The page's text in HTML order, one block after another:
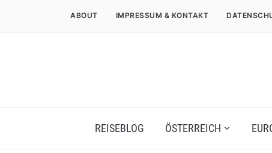
ABOUT IMPRESSUM & KONTAKT
REISEBLOG ÖSTERREICH